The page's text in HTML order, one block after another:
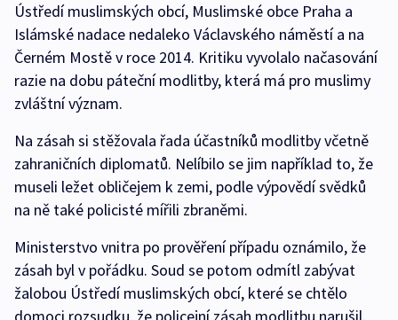
Ústředí muslimských obcí, Muslimské obce Praha a
Islámské nadace nedaleko Václavského náměstí a na
Černém Mostě v roce 2014. Kritiku vyvolalo načasování
razie na dobu páteční modlitby, která má pro muslimy
zvláštní význam.
Na zásah si stěžovala řada účastníků modlitby včetně
zahraničních diplomatů. Nelíbilo se jim například to, že
museli ležet obličejem k zemi, podle výpovědí svědků
na ně také policisté mířili zbraněmi.
Ministerstvo vnitra po prověření případu oznámilo, že
zásah byl v pořádku. Soud se potom odmítl zabývat
žalobou Ústředí muslimských obcí, které se chtělo